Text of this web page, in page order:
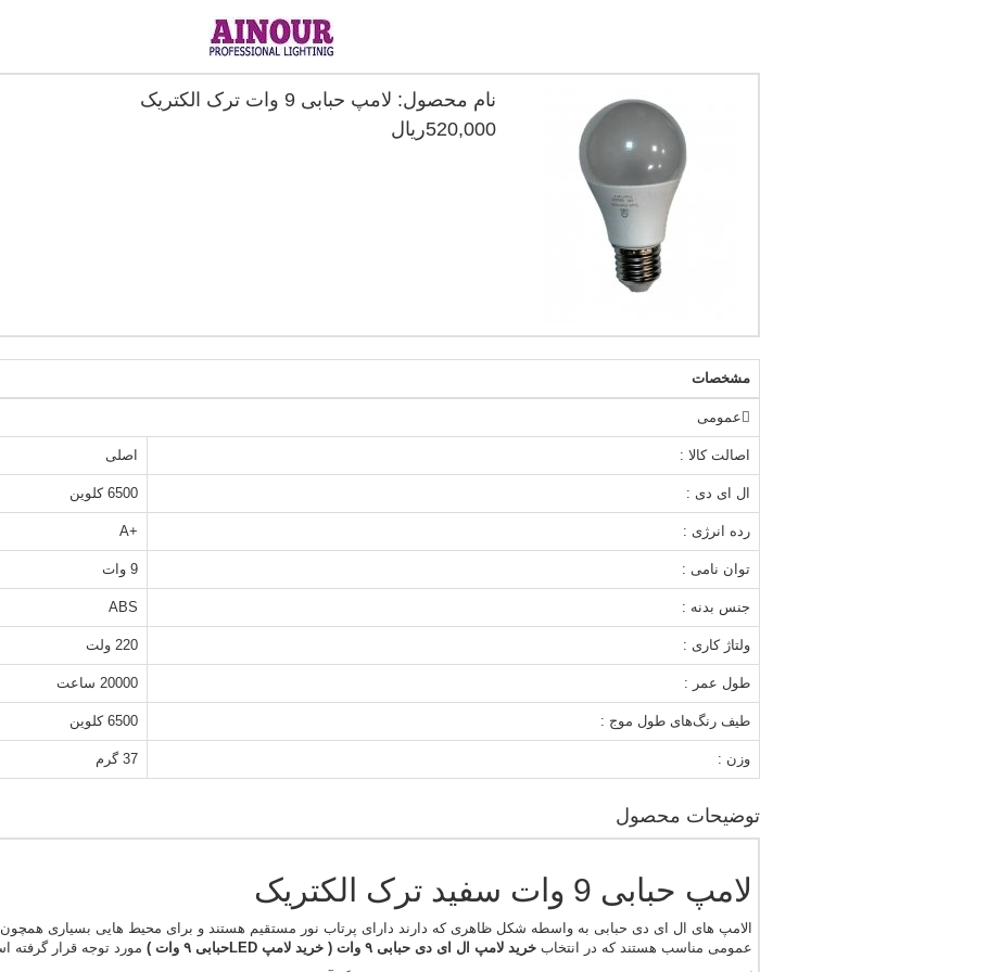
نام محصول: لامپ حبابی 9 وات ترک الکتریک
520,000ريال
مشخصات
عمومی
اصالت کالا : اصلی
ال ای دی : 6500 کلوین
رده انرژی : +A
توان نامی : 9 وات
جنس بدنه : ABS
ولتاژ کاری : 220 ولت
طول عمر : 20000 ساعت
طیف رنگ‌های طول موج : 6500 کلوین
وزن : 37 گرم
توضیحات محصول
لامپ حبابی 9 وات سفید ترک الکتریک
الامپ های ال ای دی حبابی به واسطه شکل ظاهری که دارند دارای پرتاب نور مستقیم هستند و برای محیط هایی بسیاری
عمومی مناسب هستند که در انتخاب خرید لامپ ال ای دی حبابی ۹ وات ( خرید لامپ LEDحبابی ۹ وات )
مورد توجه قرار گرفته